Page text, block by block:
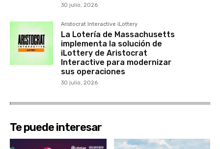
30 julio, 2026
Aristocrat Interactive iLottery
La Lotería de Massachusetts
implementa la solución de
iLottery de Aristocrat
Interactive para modernizar
sus operaciones
30 julio, 2026
Te puede interesar